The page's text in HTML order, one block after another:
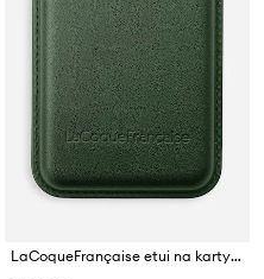
LaCoqueFrançaise etui na karty ze skóry ekologicznej Mag Safe